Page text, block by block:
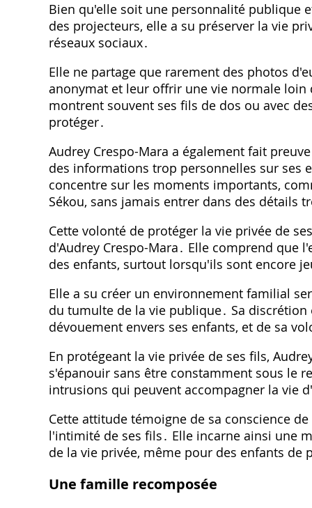
Bien qu'elle soit une personnalité publique
des projecteurs, elle a su préserver la vie
réseaux sociaux․
Elle ne partage que rarement des photos
anonymat et leur offrir une vie normale loin
montrent souvent ses fils de dos ou avec
protéger․
Audrey Crespo-Mara a également fait
des informations trop personnelles sur ses
concentre sur les moments importants,
Sékou, sans jamais entrer dans des détails
Cette volonté de protéger la vie privée de
d'Audrey Crespo-Mara․ Elle comprend
des enfants, surtout lorsqu'ils sont encore
Elle a su créer un environnement familial
du tumulte de la vie publique․ Sa
dévouement envers ses enfants, et de sa
En protégeant la vie privée de ses fils,
s'épanouir sans être constamment sous le
intrusions qui peuvent accompagner la vie
Cette attitude témoigne de sa conscience
l'intimité de ses fils․ Elle incarne ainsi une
de la vie privée, même pour des enfants de
Une famille recomposée